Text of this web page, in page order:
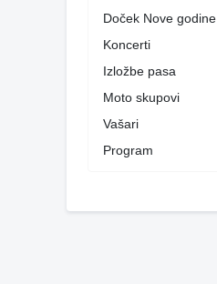
Doček Nove godine
Koncerti
Izložbe pasa
Moto skupovi
Vašari
Program